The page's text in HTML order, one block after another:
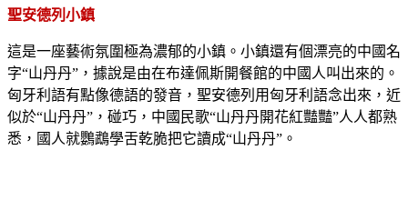
聖安德列小鎮
這是一座藝術氛圍極為濃郁的小鎮。小鎮還有個漂亮的中國名
字“山丹丹”，據說是由在布達佩斯開餐館的中國人叫出來的。
匈牙利語有點像德語的發音，聖安德列用匈牙利語念出來，近
似於“山丹丹”，碰巧，中國民歌“山丹丹開花紅豔豔”人人都熟
悉，國人就鸚鵡學舌乾脆把它讀成“山丹丹”。